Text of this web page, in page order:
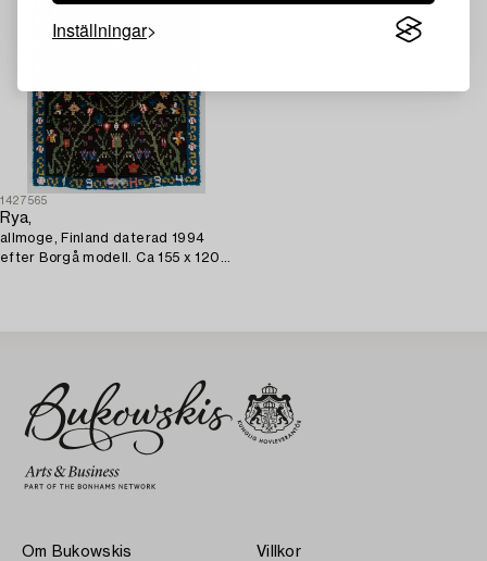
Inställningar
1427565
Rya,
allmoge, Finland daterad 1994
efter Borgå modell. Ca 155 x 120
Om Bukowskis Villkor